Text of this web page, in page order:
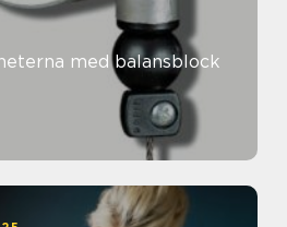
med balansblock